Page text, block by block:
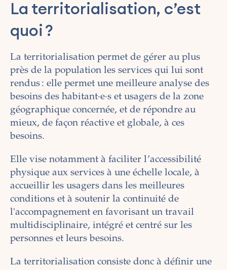
La territorialisation, c’est
quoi ?
La territorialisation permet de gérer au plus
près de la population les services qui lui sont
rendus : elle permet une meilleure analyse des
besoins des habitant·e·s et usagers de la zone
géographique concernée, et de répondre au
mieux, de façon réactive et globale, à ces
besoins.
Elle vise notamment à faciliter l’accessibilité
physique aux services à une échelle locale, à
accueillir les usagers dans les meilleures
conditions et à soutenir la continuité de
l'accompagnement en favorisant un travail
multidisciplinaire, intégré et centré sur les
personnes et leurs besoins.
La territorialisation consiste donc à définir une